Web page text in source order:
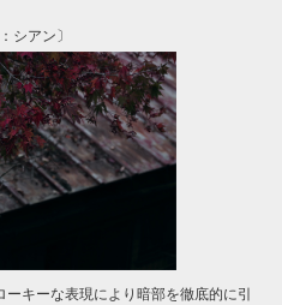
シアン〕
キーな表現により暗部を徹底的に引